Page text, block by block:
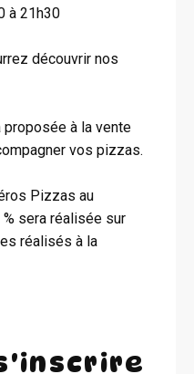
à 21h30
découvrir nos
à la vente
vos pizzas.
Pizzas au
sera réalisée sur
réalisés à la